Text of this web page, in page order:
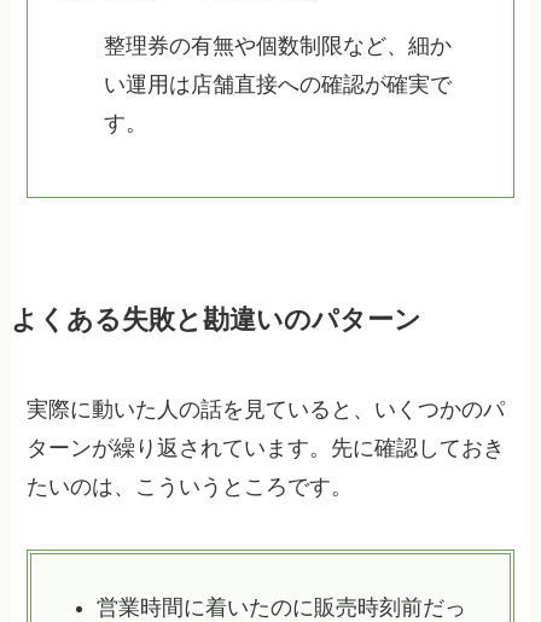
整理券の有無や個数制限など、細か
い運用は店舗直接への確認が確実で
す。
よくある失敗と勘違いのパターン
実際に動いた人の話を見ていると、いくつかのパ
ターンが繰り返されています。先に確認しておき
たいのは、こういうところです。
営業時間に着いたのに販売時刻前だっ